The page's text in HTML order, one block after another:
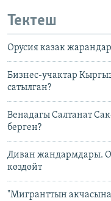
Тектеш
Орусия казак
Бизнес-учактар
сатылган?
Венадагы Салтанат
берген?
Диван жандармдары.
көздөйт
"Мигранттын